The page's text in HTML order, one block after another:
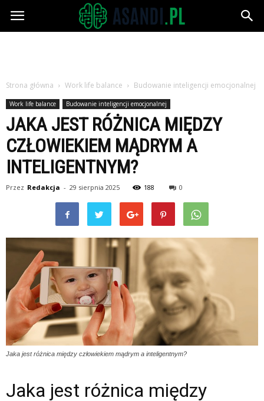
Asandi.pl
Strona główna Work life balance Budowanie inteligencji emocjonalnej
Work life balance Budowanie inteligencji emocjonalnej
JAKA JEST RÓŻNICA MIĘDZY
CZŁOWIEKIEM MĄDRYM A
INTELIGENTNYM?
Przez Redakcja - 29 sierpnia 2025 188 0
Jaka jest różnica między człowiekiem mądrym a inteligentnym?
Jaka jest różnica między